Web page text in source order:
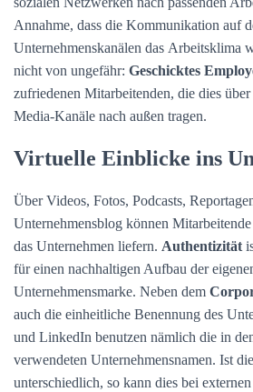
Annahme, dass die Kommunikation auf
Unternehmenskanälen das Arbeitsklima
nicht von ungefähr: Geschicktes
zufriedenen Mitarbeitenden, die dies
Media-Kanäle nach außen tragen.
Virtuelle Einblicke ins
Über Videos, Fotos, Podcasts,
Unternehmensblog können
das Unternehmen liefern. Authentizität
für einen nachhaltigen Aufbau der
Unternehmensmarke. Neben dem
auch die einheitliche Benennung des
und LinkedIn benutzen nämlich die in
verwendeten Unternehmensnamen. Ist
unterschiedlich, so kann dies bei